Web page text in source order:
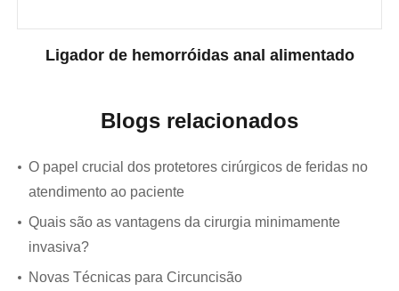
Ligador de hemorróidas anal alimentado
Blogs relacionados
O papel crucial dos protetores cirúrgicos de feridas no
atendimento ao paciente
Quais são as vantagens da cirurgia minimamente
invasiva?
Novas Técnicas para Circuncisão